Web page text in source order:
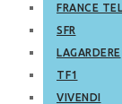
FRANCE
SFR
LAGARDERE
TF1
VIVENDI